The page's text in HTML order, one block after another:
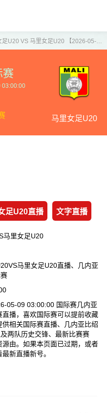
VS 马里女足U20 【2026-05-09 03:00:00】
赛
03:00:00
马里女足U20
足U20直播 文字直播
马里女足U20
马里女足U20直播、几内亚
05-09 03:00:00 国际赛几内亚
播，喜欢国际赛可以提前收藏
相关国际赛直播、几内亚比绍
两队历史交锋、最新比赛赛
由。如果本页面已过期，或者
新直播新号。